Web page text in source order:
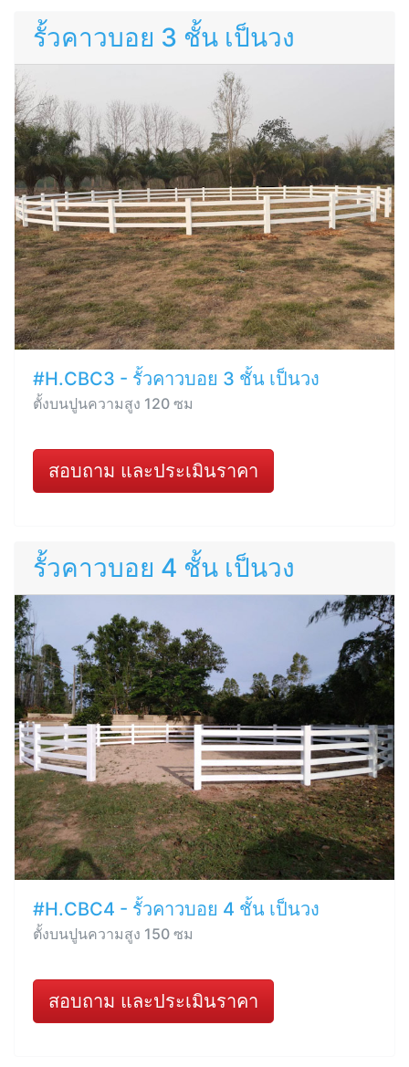
รั้วคาวบอย 3 ชั้น เป็นวง
#H.CBC3 - รั้วคาวบอย 3 ชั้น เป็นวง
ตั้งบนปูนความสูง 120 ซม
สอบถาม และประเมินราคา
รั้วคาวบอย 4 ชั้น เป็นวง
#H.CBC4 - รั้วคาวบอย 4 ชั้น เป็นวง
ตั้งบนปูนความสูง 150 ซม
สอบถาม และประเมินราคา